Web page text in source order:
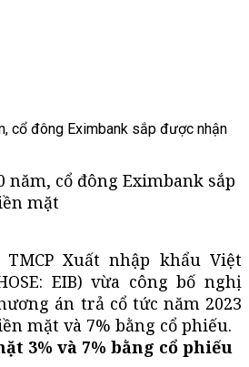
cổ đông Eximbank sắp được nhận
năm, cổ đông Eximbank sắp
mặt
Xuất nhập khẩu Việt
EIB) vừa công bố nghị
án trả cổ tức năm 2023
mặt và 7% bằng cổ phiếu.
3% và 7% bằng cổ phiếu